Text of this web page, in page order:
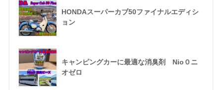
HONDAスーパーカブ50ファイナルエディシ
ョン
キャンピングカーに最適な消臭剤 Nio０ニ
オゼロ